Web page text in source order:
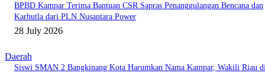
BPBD Kampar Terima Bantuan CSR Sapras Penanggulangan Bencana dan
Karhutla dari PLN Nusantara Power
28 July 2026
Daerah
Siswi SMAN 2 Bangkinang Kota Harumkan Nama Kampar, Wakili Riau